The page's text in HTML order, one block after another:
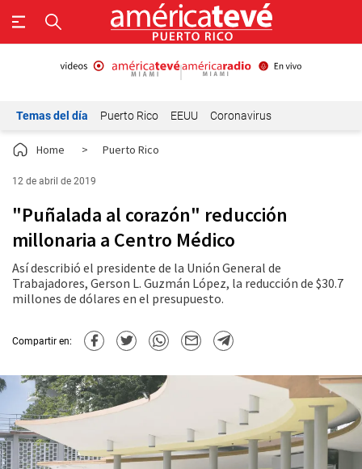
Temas del día Puerto Rico EEUU Coronavirus
Home > Puerto Rico
12 de abril de 2019
"Puñalada al corazón" reducción
millonaria a Centro Médico
Así describió el presidente de la Unión General de
Trabajadores, Gerson L. Guzmán López, la reducción de $30.7
millones de dólares en el presupuesto.
Compartir en: